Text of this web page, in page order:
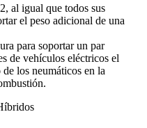
al igual que todos sus
el peso adicional de una
para soportar un par
de vehículos eléctricos el
los neumáticos en la